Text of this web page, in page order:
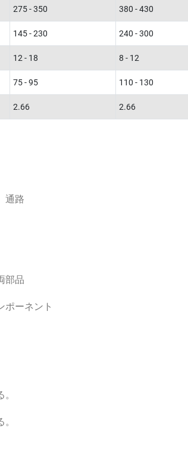
275 - 350 380 - 430
145 - 230 240 - 300
12 - 18 8 - 12
75 - 95 110 - 130
2.66 2.66
通路
部品
ポーネント